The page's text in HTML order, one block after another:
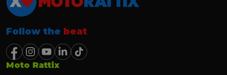
Follow the beat
Moto Rattix